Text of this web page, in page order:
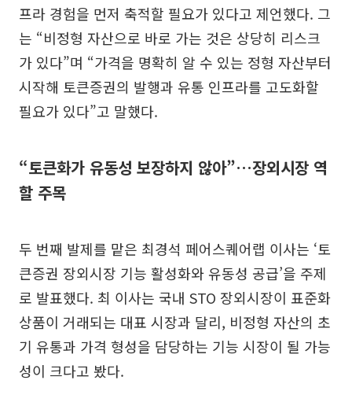
프라 경험을 먼저 축적할 필요가 있다고 제언했다. 그
는 “비정형 자산으로 바로 가는 것은 상당히 리스크
가 있다”며 “가격을 명확히 알 수 있는 정형 자산부터
시작해 토큰증권의 발행과 유통 인프라를 고도화할
필요가 있다”고 말했다.
“토큰화가 유동성 보장하지 않아”…장외시장 역
할 주목
두 번째 발제를 맡은 최경석 페어스퀘어랩 이사는 ‘토
큰증권 장외시장 기능 활성화와 유동성 공급’을 주제
로 발표했다. 최 이사는 국내 STO 장외시장이 표준화
상품이 거래되는 대표 시장과 달리, 비정형 자산의 초
기 유통과 가격 형성을 담당하는 기능 시장이 될 가능
성이 크다고 봤다.